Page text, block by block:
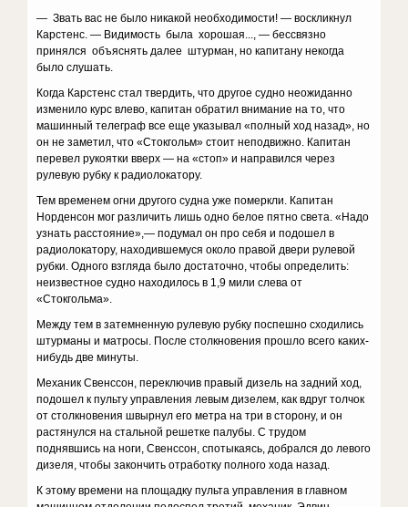
— Звать вас не было никакой необходимости! — воскликнул
Карстенс. — Видимость была хорошая..., — бессвязно
принялся объяснять далее штурман, но капитану некогда
было слушать.
Когда Карстенс стал твердить, что другое судно неожиданно
изменило курс влево, капитан обратил внимание на то, что
машинный телеграф все еще указывал «полный ход назад», но
он не заметил, что «Стокгольм» стоит неподвижно. Капитан
перевел рукоятки вверх — на «стоп» и направился через
рулевую рубку к радиолокатору.
Тем временем огни другого судна уже померкли. Капитан
Норденсон мог различить лишь одно белое пятно света. «Надо
узнать расстояние»,— подумал он про себя и подошел в
радиолокатору, находившемуся около правой двери рулевой
рубки. Одного взгляда было достаточно, чтобы определить:
неизвестное судно находилось в 1,9 мили слева от
«Стокгольма».
Между тем в затемненную рулевую рубку поспешно сходились
штурманы и матросы. После столкновения прошло всего каких-
нибудь две минуты.
Механик Свенссон, переключив правый дизель на задний ход,
подошел к пульту управления левым дизелем, как вдруг толчок
от столкновения швырнул его метра на три в сторону, и он
растянулся на стальной решетке палубы. С трудом
поднявшись на ноги, Свенссон, спотыкаясь, добрался до левого
дизеля, чтобы закончить отработку полного хода назад.
К этому времени на площадку пульта управления в главном